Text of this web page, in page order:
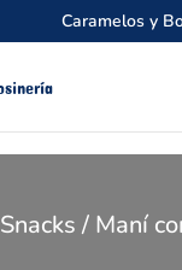
Caramelos y
Snacks / Maní